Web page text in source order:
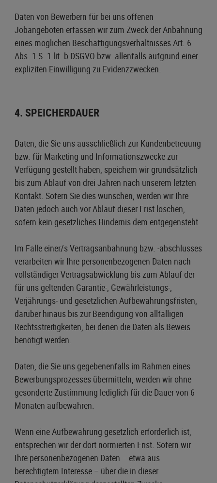
Daten von Bewerbern für bei uns offenen
Jobangeboten erfassen wir zum Zweck der Anbahnung
eines möglichen Beschäftigungsverhältnisses Art. 6
Abs. 1 S. 1 lit. b DSGVO bzw. allenfalls aufgrund einer
expliziten Einwilligung zu Evidenzzwecken.
4. SPEICHERDAUER
Daten, die Sie uns ausschließlich zur Kundenbetreuung
bzw. für Marketing und Informationszwecke zur
Verfügung gestellt haben, speichern wir grundsätzlich
bis zum Ablauf von drei Jahren nach unserem letzten
Kontakt. Sofern Sie dies wünschen, werden wir Ihre
Daten jedoch auch vor Ablauf dieser Frist löschen,
sofern kein gesetzliches Hindernis dem entgegensteht.
Im Falle einer/s Vertragsanbahnung bzw. -abschlusses
verarbeiten wir Ihre personenbezogenen Daten nach
vollständiger Vertragsabwicklung bis zum Ablauf der
für uns geltenden Garantie-, Gewährleistungs-,
Verjährungs- und gesetzlichen Aufbewahrungsfristen,
darüber hinaus bis zur Beendigung von allfälligen
Rechtsstreitigkeiten, bei denen die Daten als Beweis
benötigt werden.
Daten, die Sie uns gegebenenfalls im Rahmen eines
Bewerbungsprozesses übermitteln, werden wir ohne
gesonderte Zustimmung lediglich für die Dauer von 6
Monaten aufbewahren.
Wenn eine Aufbewahrung gesetzlich erforderlich ist,
entsprechen wir der dort normierten Frist. Sofern wir
Ihre personenbezogenen Daten – etwa aus
berechtigtem Interesse – über die in dieser